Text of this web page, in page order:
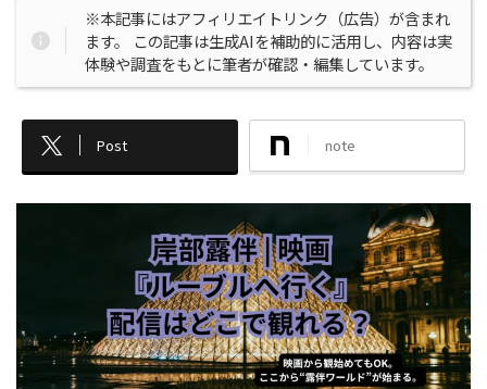
※本記事にはアフィリエイトリンク（広告）が含まれ
ます。 この記事は生成AIを補助的に活用し、内容は実
体験や調査をもとに筆者が確認・編集しています。
Post note